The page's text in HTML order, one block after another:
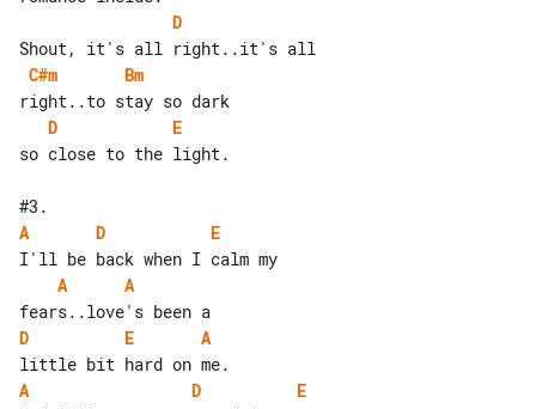
D
C#m
Bm
D
E
so close to the light.
A
D
E
A
A
D
E
A
A
D
E